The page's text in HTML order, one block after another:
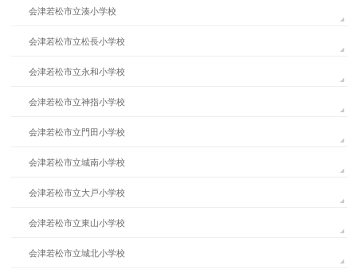
会津若松市立湊小学校
会津若松市立松長小学校
会津若松市立永和小学校
会津若松市立神指小学校
会津若松市立門田小学校
会津若松市立城南小学校
会津若松市立大戸小学校
会津若松市立東山小学校
会津若松市立城北小学校